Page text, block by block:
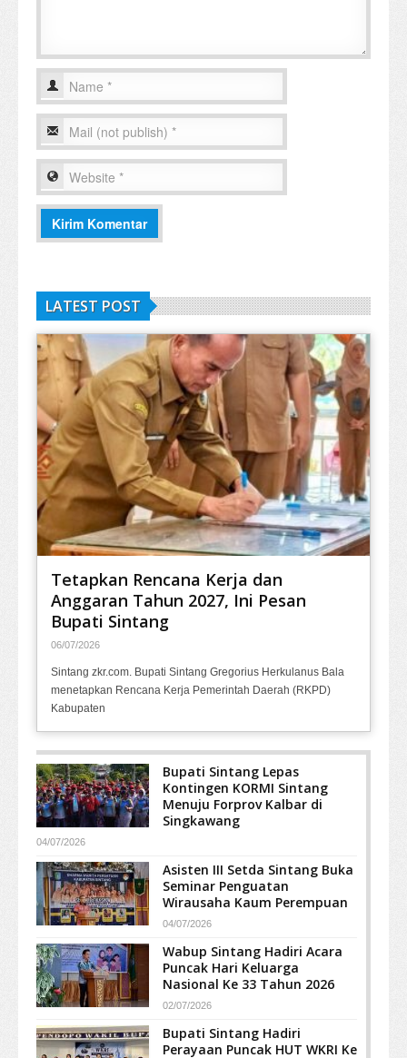
LATEST POST
Tetapkan Rencana Kerja dan
Anggaran Tahun 2027, Ini Pesan
Bupati Sintang
06/07/2026
Sintang zkr.com. Bupati Sintang Gregorius Herkulanus Bala
menetapkan Rencana Kerja Pemerintah Daerah (RKPD)
Kabupaten
Bupati Sintang Lepas
Kontingen KORMI Sintang
Menuju Forprov Kalbar di
Singkawang
04/07/2026
Asisten III Setda Sintang Buka
Seminar Penguatan
Wirausaha Kaum Perempuan
04/07/2026
Wabup Sintang Hadiri Acara
Puncak Hari Keluarga
Nasional Ke 33 Tahun 2026
02/07/2026
Bupati Sintang Hadiri
Perayaan Puncak HUT WKRI Ke